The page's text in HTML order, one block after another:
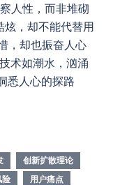
人性，而非堆砌
，却不能代替用
，却也振奋人心
术如潮水，汹涌
悉人心的探路
创新扩散理论
险
用户痛点